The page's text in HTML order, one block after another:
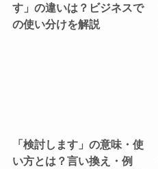
す」の違いは？ビジネスで
の使い分けを解説
「検討します」の意味・使
い方とは？言い換え・例